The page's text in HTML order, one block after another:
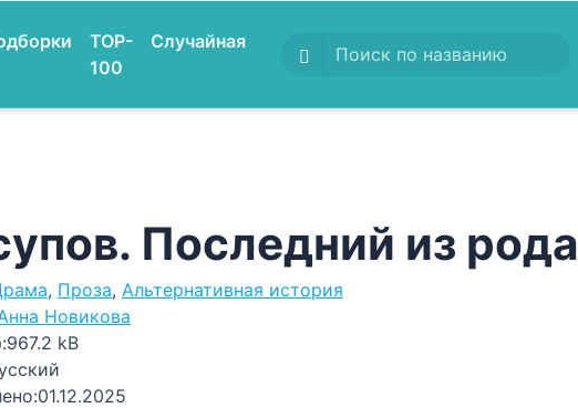
TOP-
100
Случайная
Последний из рода
, Проза, Альтернативная история
Новикова
967.2 kB
01.12.2025